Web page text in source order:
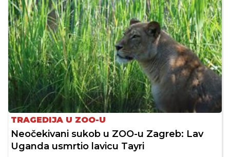
TRAGEDIJA U ZOO-U
Neočekivani sukob u ZOO-u Zagreb: Lav
Uganda usmrtio lavicu Tayri